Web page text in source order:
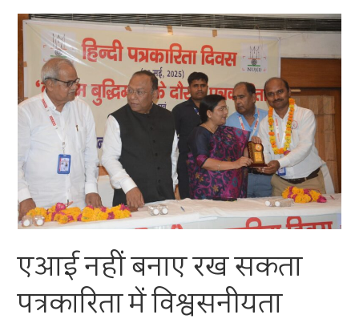
एआई नहीं बनाए रख सकता
पत्रकारिता में विश्वसनीयता